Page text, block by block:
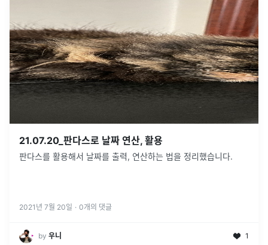
21.07.20_판다스로 날짜 연산, 활용
판다스를 활용해서 날짜를 출력, 연산하는 법을 정리했습니다.
2021년 7월 20일 · 0개의 댓글
by 우니 1